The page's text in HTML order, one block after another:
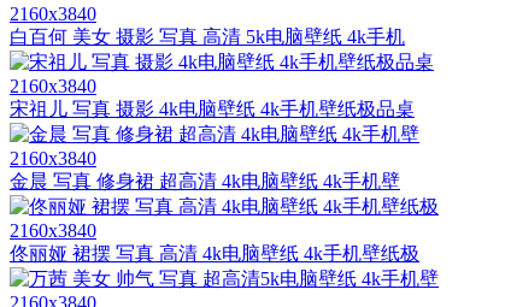
2160x3840
白百何 美女 摄影 写真 高清 5k电脑壁纸 4k手机
2160x3840
宋祖儿 写真 摄影 4k电脑壁纸 4k手机壁纸极品桌
2160x3840
金晨 写真 修身裙 超高清 4k电脑壁纸 4k手机壁
2160x3840
佟丽娅 裙摆 写真 高清 4k电脑壁纸 4k手机壁纸极
2160x3840